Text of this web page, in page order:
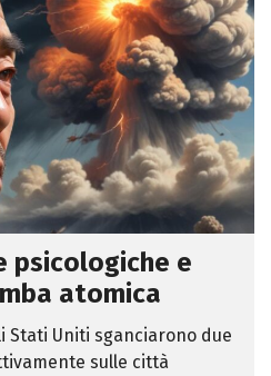
psicologiche e
atomica
Stati Uniti sganciarono due
sulle città